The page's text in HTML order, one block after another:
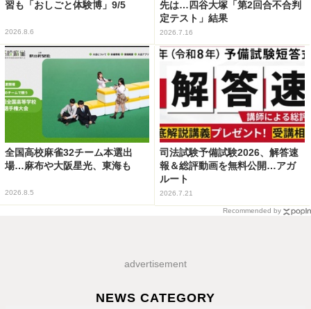
習も「おしごと体験博」9/5
2026.8.6
先は…四谷大塚「第2回合不合判
定テスト」結果
2026.7.16
全国高校麻雀32チーム本選出
場…麻布や大阪星光、東海も
2026.8.5
司法試験予備試験2026、解答速
報＆総評動画を無料公開…アガ
ルート
2026.7.21
Recommended by
advertisement
NEWS CATEGORY